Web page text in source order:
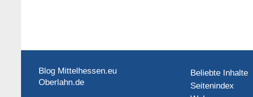
Blog Mittelhessen.eu
Oberlahn.de
Beliebte Inhalte
Seitenindex